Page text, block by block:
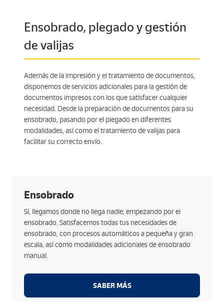
Ensobrado, plegado y gestión
de valijas
Además de la impresión y el tratamiento de documentos,
disponemos de servicios adicionales para la gestión de
documentos impresos con los que satisfacer cualquier
necesidad. Desde la preparación de documentos para su
ensobrado, pasando por el plegado en diferentes
modalidades, así como el tratamiento de valijas para
facilitar su correcto envío.
Ensobrado
Sí, llegamos donde no llega nadie, empezando por el
ensobrado. Satisfacemos todas tus necesidades de
ensobrado, con procesos automáticos a pequeña y gran
escala, así como modalidades adicionales de ensobrado
manual.
SABER MÁS
Ensobrados en diferentes formatos de corte y sobre:
desde 4 hasta 12 pulgadas de manera automática.
Incluye documentos adicionales a tus ensobrados
como encartes publicitarios o notas informativas.
Trazabilidad completa de todos los documentos
Ensobrado manual para manipulados especiales,
casados de información o welcome packs.